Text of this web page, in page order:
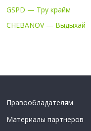
GSPD — Тру крайм
CHEBANOV — Выдыхай
Правообладателям
Материалы партнеров